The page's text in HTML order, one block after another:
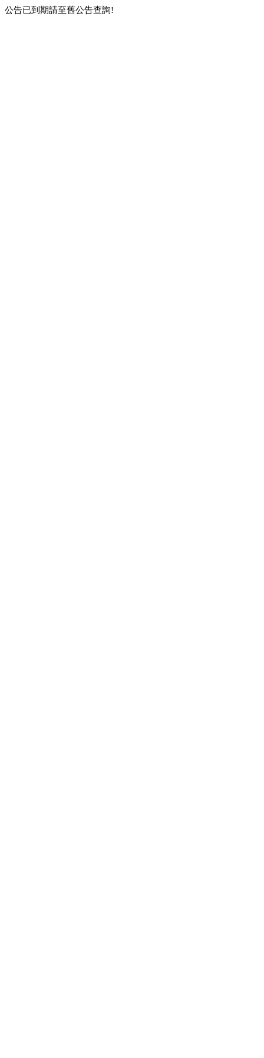
公告已到期請至舊公告查詢!